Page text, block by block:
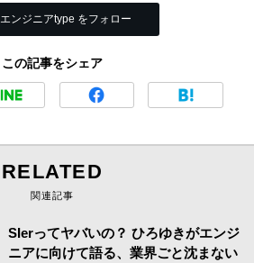
エンジニアtype をフォロー
この記事をシェア
RELATED
関連記事
SIerってヤバいの？ ひろゆきがエンジ
ニアに向けて語る、業界ごと沈まない